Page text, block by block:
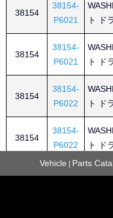
38154
38154-
P6021
ト ド
38154
38154-
P6021
ト ド
38154
38154-
P6022
ト ド
38154
38154-
P6022
ト ド
ト ド
Vehicle Parts